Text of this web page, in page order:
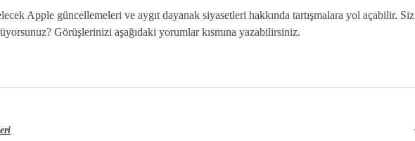
Apple güncellemeleri ve aygıt dayanak siyasetleri hakkında tartışmalara yol açabilir. Siz
Görüşlerinizi aşağıdaki yorumlar kısmına yazabilirsiniz.